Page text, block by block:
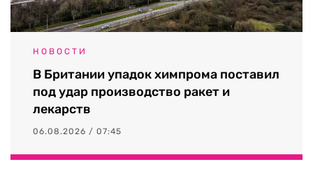
НОВОСТИ
В Британии упадок химпрома поставил
под удар производство ракет и
лекарств
06.08.2026 / 07:45